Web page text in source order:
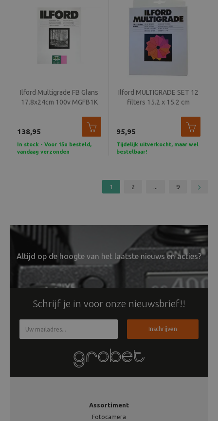
Ilford Multigrade FB Glans
17.8x24cm 100v MGFB1K
138,95
In stock - Voor 15u besteld,
vandaag verzonden
Ilford MULTIGRADE SET 12
filters 15.2 x 15.2 cm
95,95
Tijdelijk uitverkocht, maar wel
bestelbaar!
1 2 ... 9
Altijd op de hoogte van het laatste nieuws en acties?
Schrijf je in voor onze nieuwsbrief!!
Inschrijven
Assortiment
Fotocamera